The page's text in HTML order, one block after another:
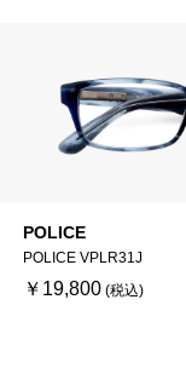
POLICE
POLICE VPLR31J
￥19,800